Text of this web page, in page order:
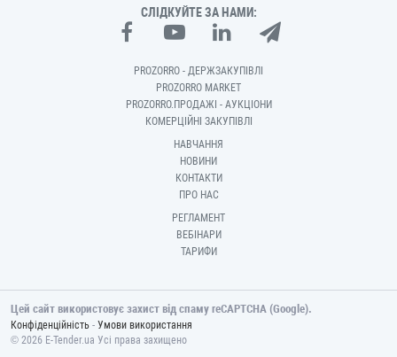
СЛІДКУЙТЕ ЗА НАМИ:
PROZORRO - ДЕРЖЗАКУПІВЛІ
PROZORRO MARKET
PROZORRO.ПРОДАЖІ - АУКЦІОНИ
КОМЕРЦІЙНІ ЗАКУПІВЛІ
НАВЧАННЯ
НОВИНИ
КОНТАКТИ
ПРО НАС
РЕГЛАМЕНТ
ВЕБІНАРИ
ТАРИФИ
Цей сайт використовує захист від спаму reCAPTCHA (Google).
Конфіденційність - Умови використання
© 2026 E-Tender.ua Усі права захищено